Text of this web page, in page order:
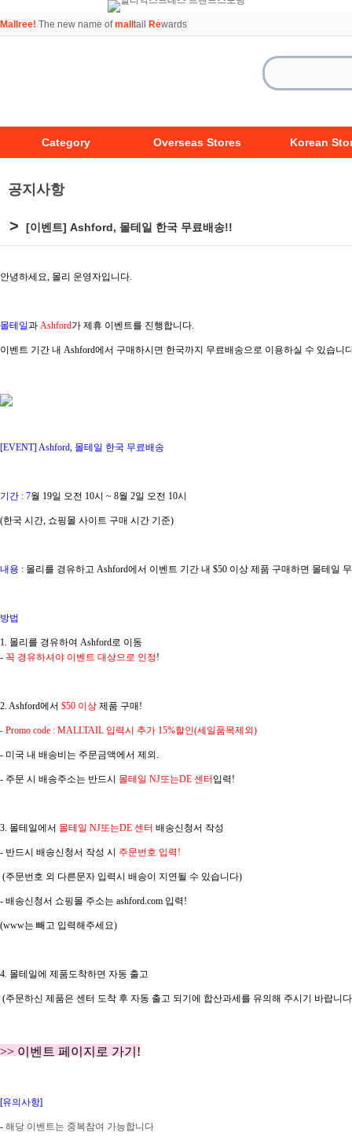
Mallree! The new name ofmall tail Rewards
Category Overseas Stores Korean
공지사항
> [이벤트] Ashford, 몰테일 한국 무료배송!!
안녕하세요, 몰리 운영자입니다.
몰테일과 Ashford가 제휴 이벤트를 진행합니다.
이벤트 기간 내 Ashford에서 구매하시면 한국까지 무료배송으로 이용하실 수 있습니
[EVENT] Ashford, 몰테일 한국 무료배송
기간 : 7월 19일 오전 10시 ~ 8월 2일 오전 10시
(한국 시간, 쇼핑몰 사이트 구매 시간 기준)
내용 : 몰리를 경유하고 Ashford에서 이벤트 기간 내 $50 이상 제품 구매하면 몰테일
방법
1. 몰리를 경유하여 Ashford로 이동
- 꼭 경유하셔야 이벤트 대상으로 인정!
2. Ashford에서 $50 이상 제품 구매!
- Promo code : MALLTAIL 입력시 추가 15%할인(세일품목제외)
- 미국 내 배송비는 주문금액에서 제외.
- 주문 시 배송주소는 반드시 몰테일 NJ또는DE 센터 입력!
3. 몰테일에서 몰테일 NJ또는DE 센터 배송신청서 작성
- 반드시 배송신청서 작성 시 주문번호 입력!
(주문번호 외 다른문자 입력시 배송이 지연될 수 있습니다)
- 배송신청서 쇼핑몰 주소는 ashford.com 입력!
(www는 빼고 입력해주세요)
4. 몰테일에 제품도착하면 자동 출고
(주문하신 제품은 센터 도착 후 자동 출고 되기에 합산과세를 유의해 주시기 바랍니
>> 이벤트 페이지로 가기!
[유의사항]
- 해당 이벤트는 중복참여 가능합니다